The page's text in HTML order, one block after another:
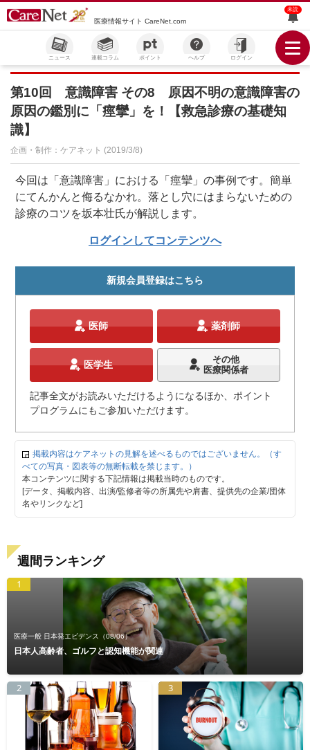
医療情報サイト CareNet.com
未読
ニュース 連載コラム ポイント ヘルプ ログイン
第10回 意識障害 その8 原因不明の意識障害の
原因の鑑別に「痙攣」を！【救急診療の基礎知
識】
企画・制作：ケアネット (2019/3/8)
今回は「意識障害」における「痙攣」の事例です。簡単
にてんかんと侮るなかれ。落とし穴にはまらないための
診療のコツを坂本壮氏が解説します。
ログインしてコンテンツへ
新規会員登録はこちら
医師 薬剤師
医学生
その他
医療関係者
記事全文がお読みいただけるようになるほか、ポイント
プログラムにもご参加いただけます。
掲載内容はケアネットの見解を述べるものではございません。（す
べての写真・図表等の無断転載を禁じます。）
本コンテンツに関する下記情報は掲載当時のものです。
[データ、掲載内容、出演/監修者等の所属先や肩書、提供先の企業/団体
名やリンクなど]
週間ランキング
1
医療一般 日本発エビデンス （08/06）
日本人高齢者、ゴルフと認知機能が関連
2 3